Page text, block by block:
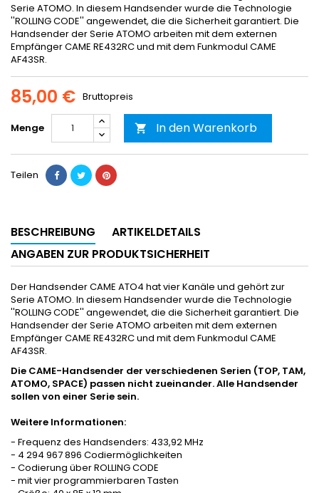
Serie ATOMO. In diesem Handsender wurde die Technologie
''ROLLING CODE'' angewendet, die die Sicherheit garantiert. Die
Handsender der Serie ATOMO arbeiten mit dem externen
Empfänger CAME RE432RC und mit dem Funkmodul CAME
AF43SR.
85,00 € Bruttopreis
Menge  In den Warenkorb
Teilen
BESCHREIBUNG
ARTIKELDETAILS
ANGABEN ZUR PRODUKTSICHERHEIT
Der Handsender CAME ATO4 hat vier Kanäle und gehört zur
Serie ATOMO. In diesem Handsender wurde die Technologie
''ROLLING CODE'' angewendet, die die Sicherheit garantiert. Die
Handsender der Serie ATOMO arbeiten mit dem externen
Empfänger CAME RE432RC und mit dem Funkmodul CAME
AF43SR.
Die CAME-Handsender der verschiedenen Serien (TOP, TAM,
ATOMO, SPACE) passen nicht zueinander. Alle Handsender
sollen von einer Serie sein.
Weitere Informationen:
- Frequenz des Handsenders: 433,92 MHz
- 4 294 967 896 Codiermöglichkeiten
- Codierung über ROLLING CODE
- mit vier programmierbaren Tasten